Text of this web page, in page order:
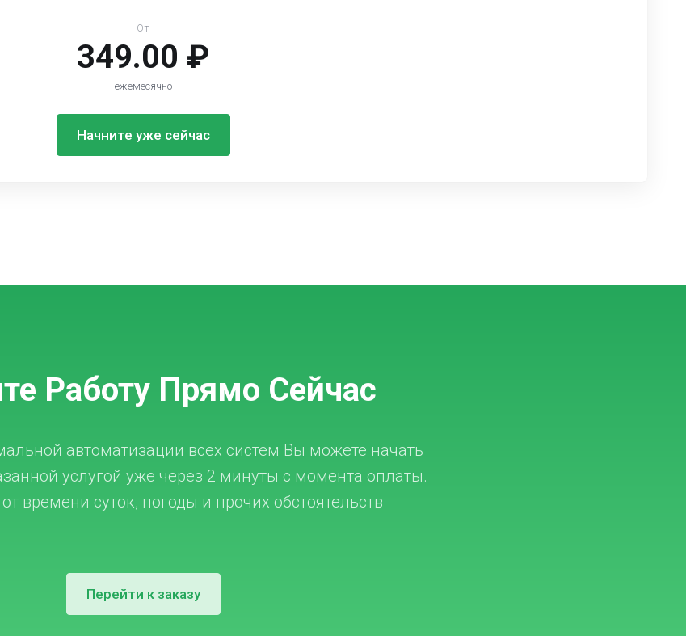
От
349.00 ₽
ежемесячно
Начните уже сейчас
Работу Прямо Сейчас
автоматизации всех систем Вы можете начать
услугой уже через 2 минуты с момента оплаты.
времени суток, погоды и прочих обстоятельств
Перейти к заказу